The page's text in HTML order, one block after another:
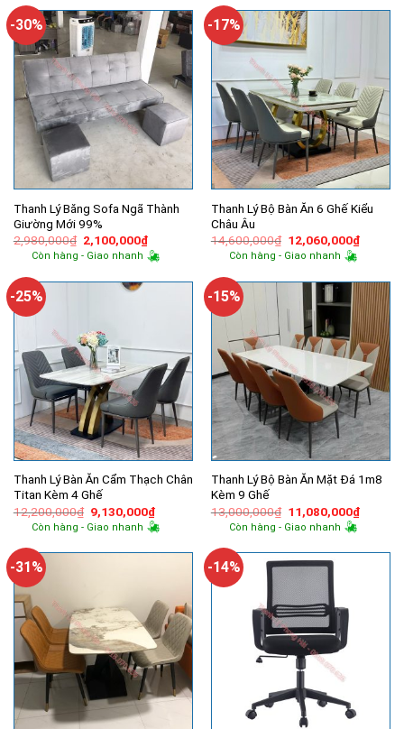
754,000₫.
-30%
Thanh Lý Băng Sofa Ngã Thành
Giường Mới 99%
2,980,000₫ Giá
gốc
là:
2,100,000₫Giá
hiện
tại
2,100,000₫.
Còn hàng - Giao nhanh
-17%
Thanh Lý Bộ Bàn Ăn 6 Ghế Kiểu
Châu Âu
14,600,000₫ Giá
gốc
là:
12,060,000₫Giá
hiện
Còn hàng - Giao nhanh
-25%
Thanh Lý Bàn Ăn Cẩm Thạch Chân
Titan Kèm 4 Ghế
12,200,000₫ Giá
gốc
là:
9,130,000₫Giá
hiện
tại
9,130,000₫.
Còn hàng - Giao nhanh
-15%
Thanh Lý Bộ Bàn Ăn Mặt Đá 1m8
Kèm 9 Ghế
13,000,000₫ Giá
gốc
là:
11,080,000₫Giá
hiện
Còn hàng - Giao nhanh
-31% -14%